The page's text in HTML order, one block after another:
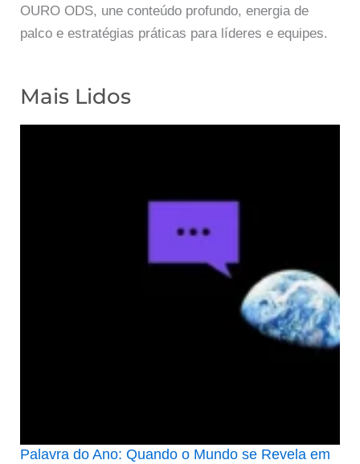
OURO ODS, une conteúdo profundo, energia de
palco e estratégias práticas para líderes e equipes.
Mais Lidos
Palavra do Ano: Quando o Mundo se Revela em